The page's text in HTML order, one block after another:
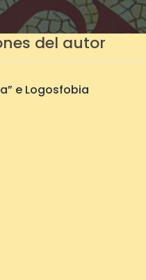
del autor
e Logosfobia